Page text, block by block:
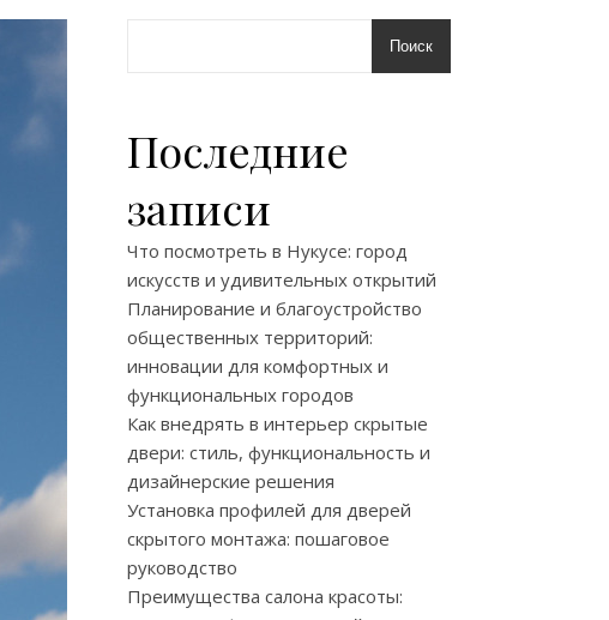
Поиск
Последние
записи
Что посмотреть в Нукусе: город
искусств и удивительных открытий
Планирование и благоустройство
общественных территорий:
инновации для комфортных и
функциональных городов
Как внедрять в интерьер скрытые
двери: стиль, функциональность и
дизайнерские решения
Установка профилей для дверей
скрытого монтажа: пошаговое
руководство
Преимущества салона красоты: